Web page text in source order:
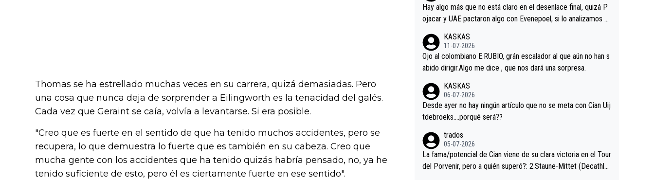
Thomas se ha estrellado muchas veces en su carrera, quizá demasiadas. Pero
una cosa que nunca deja de sorprender a Eilingworth es la tenacidad del galés.
Cada vez que Geraint se caía, volvía a levantarse. Si era posible.
"Creo que es fuerte en el sentido de que ha tenido muchos accidentes, pero se
recupera, lo que demuestra lo fuerte que es también en su cabeza. Creo que
mucha gente con los accidentes que ha tenido quizás habría pensado, no, ya he
tenido suficiente de esto, pero él es ciertamente fuerte en ese sentido".
en la que era capaz de controlar el miedo", recordó."
Hay algo más que no está claro en el desenlace final, quizá P
ojacar y UAE pactaron algo con Evenepoel, si lo analizamos P
casi sin pedalear, luego está el saludo con Evenepoel dándose
la mano de una manera muy fraternal, más allá de los típicos t
oques en el hombro con que saludaba a Vingegard. Ahí hubo u
o aprieta, a ver si por querer poner a Del Toro con calzador e
n posición de podio UAE y Pojacar se van complicar el tour.
KASKAS
11-07-2026
Ojo al colombiano E.RUBIO, grán escalador al que aún no han s
abido dirigir.Algo me dice , que nos dará una sorpresa.
KASKAS
06-07-2026
Desde ayer no hay ningún artículo que no se meta con Cian Uij
tdebroeks….porqué será??
trados
05-07-2026
La fama/potencial de Cian viene de su clara victoria en el Tour
del Porvenir, pero a quién superó?: 2.Staune-Mittet (Decathlo